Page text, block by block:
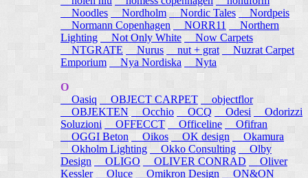
Noodles
Nordholm Nordic Tales
Nordpeis
Normann Copenhagen
NORR11
Northern
Lighting
Not Only White
Now Carpets
NTGRATE
Nurus nut + grat
Nuzrat Carpet
Emporium
Nya Nordiska Nyta
O
Oasiq
OBJECT CARPET
objectflor
OBJEKTEN
Occhio OCQ Odesi
Odorizzi
Soluzioni
OFFECCT Officeline
Ofifran
OGGI Beton
Oikos OK design
Okamura
Okholm Lighting
Okko Consulting
Olby
Design
OLIGO OLIVER CONRAD
Oliver
Kessler
Oluce Omikron Design
ON&ON